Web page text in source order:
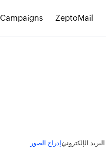
ZeptoMail
Campaigns
الإلكترونيإدراج الصور